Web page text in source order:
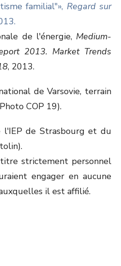
familial"», Regard sur
de l'énergie, Medium-
2013. Market Trends
, 2013.
de Varsovie, terrain
COP 19).
de Strasbourg et du
strictement personnel
engager en aucune
il est affilié.